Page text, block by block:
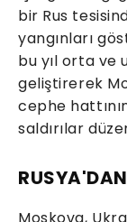
bir Rus
yangınları
bu yıl orta ve
geliştirerek
cephe
saldırılar